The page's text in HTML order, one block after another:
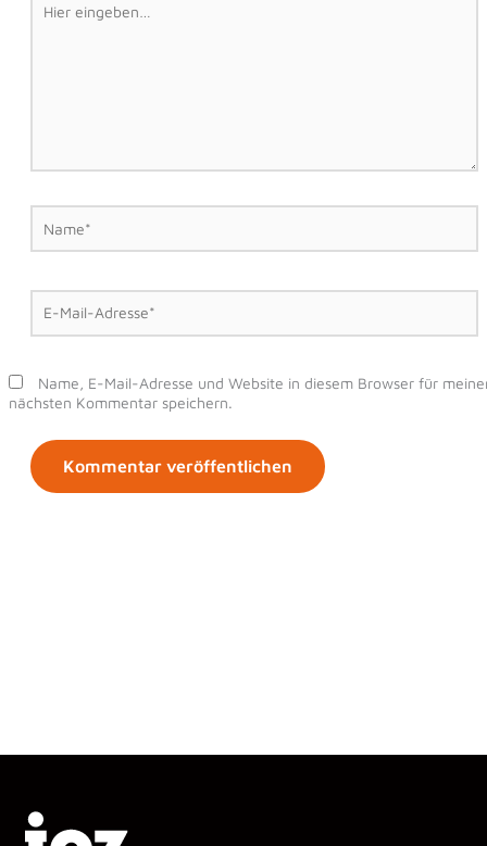
eingeben…
Name*
E-
Mail-
Adresse*
Name, E-Mail-Adresse und Website in diesem Browser für
nächsten Kommentar speichern.